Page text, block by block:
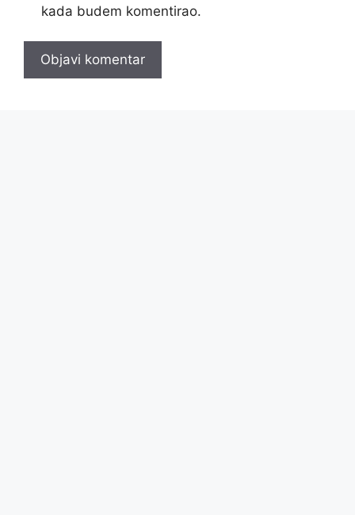
kada budem komentirao.